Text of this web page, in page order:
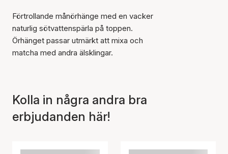
Förtrollande månörhänge med en vacker
naturlig sötvattenspärla på toppen.
Örhänget passar utmärkt att mixa och
matcha med andra älsklingar.
Kolla in några andra bra
erbjudanden här!